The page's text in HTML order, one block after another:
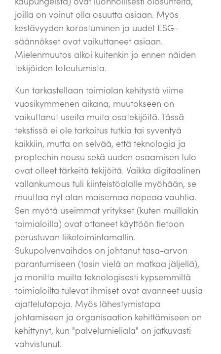
joilla on voinut olla osuutta asiaan. Myös
kestävyyden korostuminen ja uudet ESG-
säännökset ovat vaikuttaneet asiaan.
Mielenmuutos alkoi kuitenkin jo ennen näiden
tekijöiden toteutumista.
Kun tarkastellaan toimialan kehitystä viime
vuosikymmenen aikana, muutokseen on
vaikuttanut useita muita osatekijöitä. Tässä
tekstissä ei ole tarkoitus tutkia tai syventyä
kaikkiin, mutta on selvää, että teknologia ja
proptechin nousu sekä uuden osaamisen tulo
ovat olleet tärkeitä tekijöitä. Vaikka digitaalinen
vallankumous tuli kiinteistöalalle myöhään, se
muuttaa nyt alan maisemaa nopeaa vauhtia.
Sen myötä useimmat yritykset (kuten muillakin
toimialoilla) ovat ottaneet käyttöön tietoon
perustuvan liiketoimintamallin.
Sukupolvenvaihdos on johtanut tasa-arvon
parantumiseen (tosin vielä on matkaa jäljellä),
ja monilta muilta teknologisesti kypsemmiltä
toimialoilta tulevat ihmiset ovat avanneet uusia
ajattelutapoja. Myös lähestymistapa
johtamiseen ja organisaation kehittämiseen on
kehittynyt, kun "palvelumieliala" on jatkuvasti
vahvistunut.